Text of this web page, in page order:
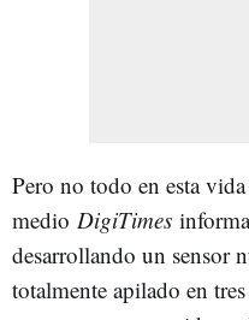
Pero no todo en esta
medio DigiTimes
desarrollando un sensor
totalmente apilado en